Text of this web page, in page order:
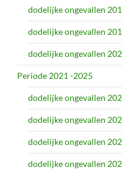
dodelijke ongevallen
dodelijke ongevallen
dodelijke ongevallen
Periode 2021 -2025
dodelijke ongevallen
dodelijke ongevallen
dodelijke ongevallen
dodelijke ongevallen